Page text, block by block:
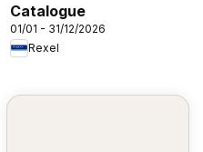
Catalogue
01/01 - 31/12/2026
Rexel